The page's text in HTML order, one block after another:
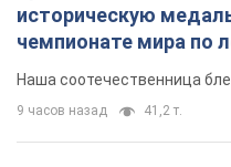
историческую
чемпионате мира по
Видео
Наша соотечественница
9 часов назад 41,2 т.